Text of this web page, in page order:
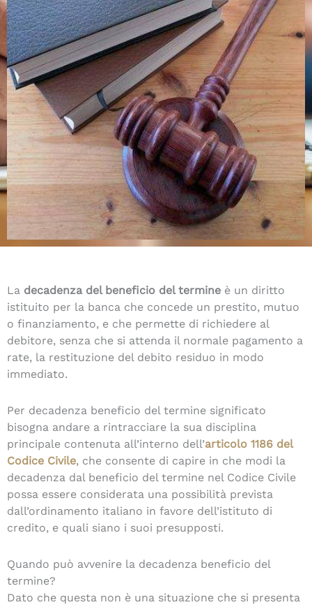
La decadenza del beneficio del termine è un diritto
istituito per la banca che concede un prestito, mutuo
o finanziamento, e che permette di richiedere al
debitore, senza che si attenda il normale pagamento a
rate, la restituzione del debito residuo in modo
immediato.
Per decadenza beneficio del termine significato
bisogna andare a rintracciare la sua disciplina
principale contenuta all’interno dell’articolo 1186 del
Codice Civile, che consente di capire in che modi la
decadenza dal beneficio del termine nel Codice Civile
possa essere considerata una possibilità prevista
dall’ordinamento italiano in favore dell’istituto di
credito, e quali siano i suoi presupposti.
Quando può avvenire la decadenza beneficio del
termine?
Dato che questa non è una situazione che si presenta